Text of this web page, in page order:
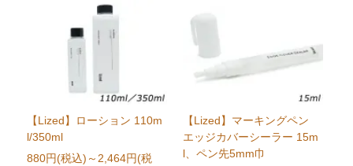
【Lized】ローション 110m
l/350ml
880円(税込) ～2,464円(税
【Lized】マーキングペン
エッジカバーシーラー 15m
l、ペン先5mm巾